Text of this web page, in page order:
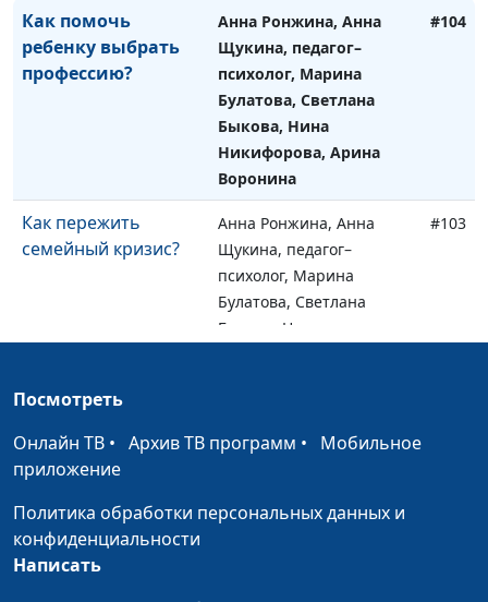
Как помочь
ребенку выбрать
профессию?
Анна Ронжина, Анна
Щукина, педагог–
психолог, Марина
Булатова, Светлана
Быкова, Нина
Никифорова, Арина
Воронина
#104
Как пережить
семейный кризис?
Анна Ронжина, Анна
Щукина, педагог–
психолог, Марина
Булатова, Светлана
Быкова, Нина
#103
подростку свои
ценности
Гончар, педагог-
Петреева, Оксана
Посмотреть
Онлайн ТВ • Архив ТВ программ • Мобильное
приложение
Политика обработки персональных данных и
конфиденциальности
Написать